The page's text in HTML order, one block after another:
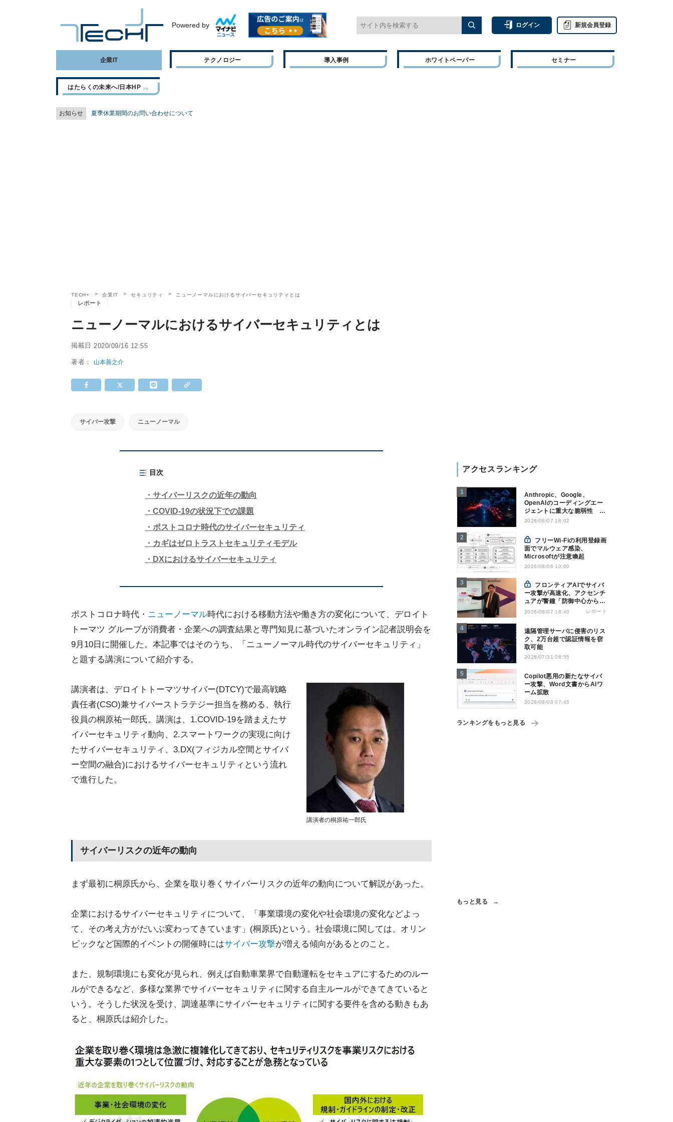
Powered by ログイン 新規会員登録
企業IT テクノロジー 導入事例 ホワイトペーパー セミナー
はたらくの未来へ/日本HP
お知らせ 夏季休業期間のお問い合わせについて
TECH+ 企業IT セキュリティ ニューノーマルにおけるサイバーセキュリティとは
レポート
ニューノーマルにおけるサイバーセキュリティとは
掲載日 2020/09/16 12:55
著者： 山本善之介
サイバー攻撃 ニューノーマル
目次
サイバーリスクの近年の動向
COVID-19の状況下での課題
ポストコロナ時代のサイバーセキュリティ
カギはゼロトラストセキュリティモデル
DXにおけるサイバーセキュリティ
ポストコロナ時代・ ニューノーマル時代における移動方法や働き方の変化について、デロイト
トーマツ グループが消費者・企業への調査結果と専門知見に基づいたオンライン記者説明会を
9月10日に開催した。本記事ではそのうち、「ニューノーマル時代のサイバーセキュリティ」
と題する講演について紹介する。
講演者の桐原祐一郎氏
講演者は、デロイトトーマツサイバー(DTCY)で最高戦略
責任者(CSO)兼サイバーストラテジー担当を務める、執行
役員の桐原祐一郎氏。講演は、1.COVID-19を踏まえたサ
イバーセキュリティ動向、2.スマートワークの実現に向け
たサイバーセキュリティ、3.DX(フィジカル空間とサイバ
ー空間の融合)におけるサイバーセキュリティという流れ
で進行した。
サイバーリスクの近年の動向
まず最初に桐原氏から、企業を取り巻くサイバーリスクの近年の動向について解説があった。
企業におけるサイバーセキュリティについて、「事業環境の変化や社会環境の変化などよっ
て、その考え方がだいぶ変わってきています」(桐原氏)という。社会環境に関しては、オリン
ピックなど国際的イベントの開催時にはサイバー攻撃が増える傾向があるとのこと。
また、規制環境にも変化が見られ、例えば自動車業界で自動運転をセキュアにするためのルー
ルができるなど、多様な業界でサイバーセキュリティに関する自主ルールができてきていると
いう。そうした状況を受け、調達基準にサイバーセキュリティに関する要件を含める動きもあ
ると、桐原氏は紹介した。
アクセスランキング
Anthropic、Google、
OpenAIのコーディングエー
ジェントに重大な脆弱性 認
証情報窃取などの恐れ
2026/08/07 18:02
面でマルウェア感染、
Microsoftが注意喚起
2026/08/06 10:00
ー攻撃が高速化、アクセンチ
ュアが警鐘「防御中心からの
脱却を」
2026/08/07 18:40 レポート
遠隔管理サーバに侵害のリス
ク、2万台超で認証情報を窃
取可能
2026/07/31 08:55
Copilot悪用の新たなサイバ
ー攻撃、Word文書からAIワ
ーム拡散
2026/08/03 07:45
ランキングをもっと見る
もっと見る